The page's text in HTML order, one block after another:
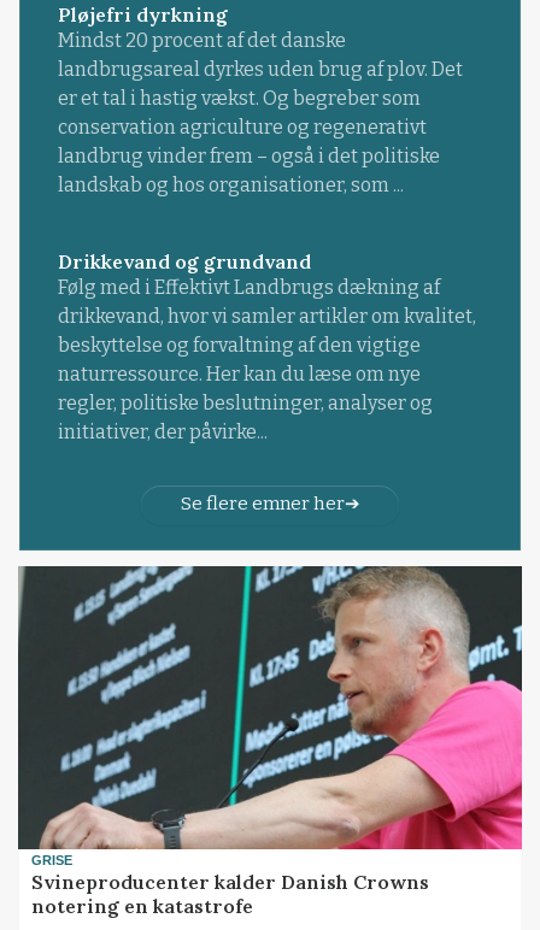
Pløjefri dyrkning
Mindst 20 procent af det danske
landbrugsareal dyrkes uden brug af plov. Det
er et tal i hastig vækst. Og begreber som
conservation agriculture og regenerativt
landbrug vinder frem – også i det politiske
landskab og hos organisationer, som ...
Drikkevand og grundvand
Følg med i Effektivt Landbrugs dækning af
drikkevand, hvor vi samler artikler om kvalitet,
beskyttelse og forvaltning af den vigtige
naturressource. Her kan du læse om nye
regler, politiske beslutninger, analyser og
initiativer, der påvirke...
Se flere emner her
GRISE
Svineproducenter kalder Danish Crowns
notering en katastrofe